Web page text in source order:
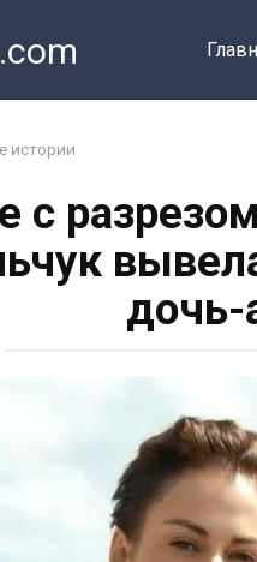
истории
с
дочь-